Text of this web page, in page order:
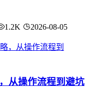
1.2K 2026-08-05
从操作流程到避坑